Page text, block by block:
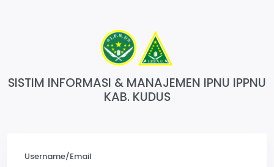
SISTIM INFORMASI & MANAJEMEN IPNU IPPNU
KAB. KUDUS
Username/Email